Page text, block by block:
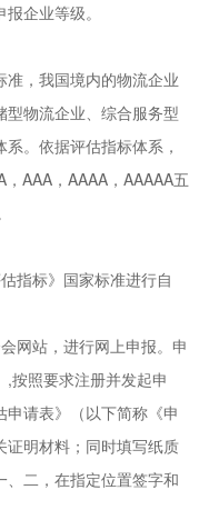
企业等级。
，我国境内的物流企业
物流企业、综合服务型
。依据评估指标体系，
AAA，AAAA，AAAAA五
指标》国家标准进行自
网站，进行网上申报。申
按照要求注册并发起申
请表》（以下简称《申
证明材料；同时填写纸质
二，在指定位置签字和